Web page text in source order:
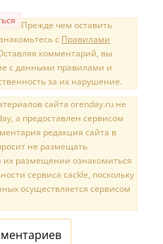
Прежде чем оставить
с Правилами
комментарий, вы
с данными правилами и
за их нарушение.
сайта orenday.ru не
а предоставлен сервисом
редакция сайта в
не размещать
размещении ознакомиться
сервиса cackle, поскольку
осуществляется сервисом